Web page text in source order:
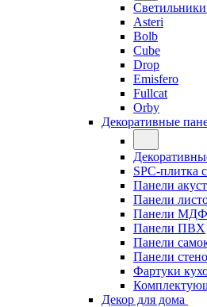
Asteri
Bolb
Cube
Drop
Emisfero
Fullcat
Orby
Декоративные
SPC-плитка
Панели
Панели
Панели МДФ
Панели ПВХ
Панели
Панели
Фартуки
Декор для дома